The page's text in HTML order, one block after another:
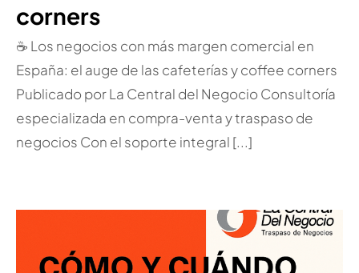
corners
☕ Los negocios con más margen comercial en
España: el auge de las cafeterías y coffee corners
Publicado por La Central del Negocio Consultoría
especializada en compra-venta y traspaso de
negocios Con el soporte integral [...]